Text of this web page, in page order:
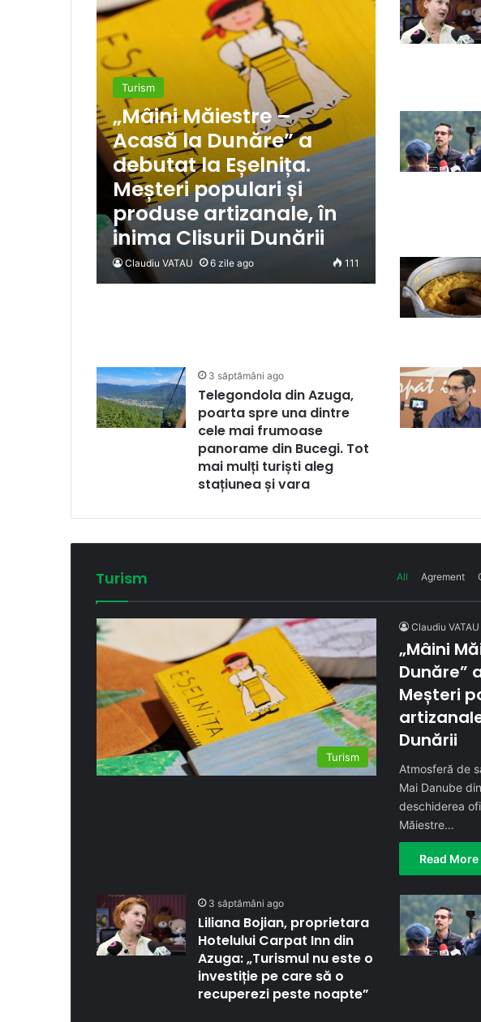
Turism
„Mâini Măiestre –
Acasă la Dunăre” a
debutat la Eșelnița.
Meșteri populari și
produse artizanale, în
inima Clisurii Dunării
Claudiu VATAU 6 zile ago 111
3 săptămâni ago
Telegondola din Azuga,
poarta spre una dintre
cele mai frumoase
panorame din Bucegi. Tot
mai mulți turiști aleg
stațiunea și vara
Turism All Agrement
Turism
Claudiu VATAU
„Mâini
Dunăre”
Meșteri
Dunării
Atmosferă de
Mai Danube
deschiderea
Măiestre…
Read More
3 săptămâni ago
Liliana Bojian, proprietara
Hotelului Carpat Inn din
Azuga: „Turismul nu este o
investiție pe care să o
recuperezi peste noapte”